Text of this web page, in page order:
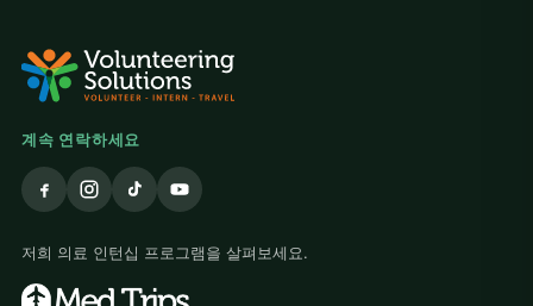
계속 연락하세요
저희 의료 인턴십 프로그램을 살펴보세요.